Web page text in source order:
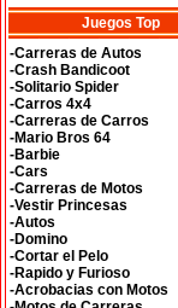
Juegos Top
-Carreras de Autos
-Crash Bandicoot
-Solitario Spider
-Carros 4x4
-Carreras de Carros
-Mario Bros 64
-Barbie
-Cars
-Carreras de Motos
-Vestir Princesas
-Autos
-Domino
-Cortar el Pelo
-Rapido y Furioso
-Acrobacias con Motos